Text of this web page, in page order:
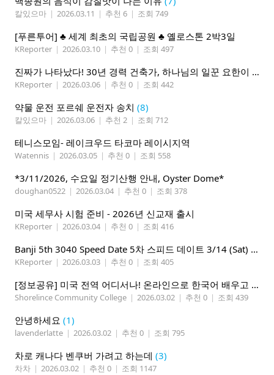
칼있으마 | 2026.03.11 | 추천 6 | 조회 749
[푸른투어] ♣ 세계 최초의 국립공원 ♣ 옐로스톤 2박3일
KReporter | 2026.03.10 | 추천 0 | 조회 497
진짜가 나타났다! 30년 경력 건축가, 하나님의 일꾼 요한이 책임 시공합니다.
KReporter | 2026.03.06 | 추천 0 | 조회 442
약물 운전 포르쉐 운전자 송치 (8)
칼있으마 | 2026.03.06 | 추천 2 | 조회 712
테니스모임- 레이크우드 타코마 레이시지역
Watennis | 2026.03.05 | 추천 0 | 조회 558
*3/11/2026, 수요일 정기산행 안내, Oyster Dome*
doughan0522 | 2026.03.04 | 추천 0 | 조회 378
미국 세무사 시험 준비 - 2026년 신교재 출시
KReporter | 2026.03.04 | 추천 0 | 조회 416
Banji 5th 3040 Speed Date 5차 스피드 데이트 3/14 (Sat) 5-8PM
KReporter | 2026.03.03 | 추천 0 | 조회 405
[정보공유] 미국 전역 어디서나! 온라인으로 한국어 배우고 대학 학점까지 챙기세요 (Shoreline CC)
Shorelince Community College | 2026.03.02 | 추천 0 | 조회 439
안녕하세요 (1)
lavenderlatte | 2026.03.02 | 추천 0 | 조회 795
차로 캐나다 벤쿠버 가려고 하는데 (3)
차차 | 2026.03.02 | 추천 0 | 조회 1147